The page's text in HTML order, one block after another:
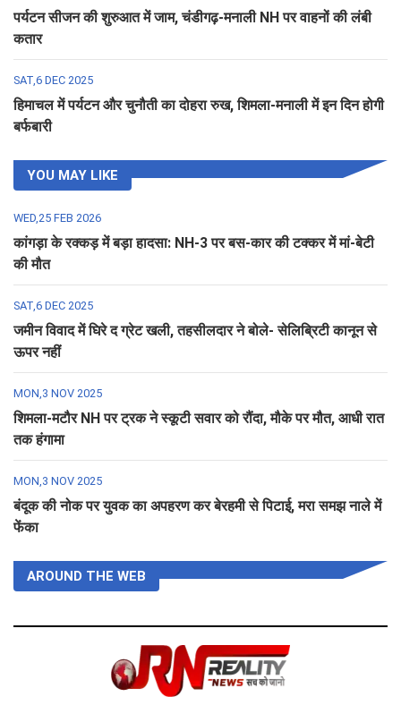
पर्यटन सीजन की शुरुआत में जाम, चंडीगढ़-मनाली NH पर वाहनों की लंबी
कतार
SAT,6 DEC 2025
हिमाचल में पर्यटन और चुनौती का दोहरा रुख, शिमला-मनाली में इन दिन होगी
बर्फबारी
YOU MAY LIKE
WED,25 FEB 2026
कांगड़ा के रक्कड़ में बड़ा हादसा: NH-3 पर बस-कार की टक्कर में मां-बेटी
की मौत
SAT,6 DEC 2025
जमीन विवाद में घिरे द ग्रेट खली, तहसीलदार ने बोले- सेलिब्रिटी कानून से
ऊपर नहीं
MON,3 NOV 2025
शिमला-मटौर NH पर ट्रक ने स्कूटी सवार को रौंदा, मौके पर मौत, आधी रात
तक हंगामा
MON,3 NOV 2025
बंदूक की नोक पर युवक का अपहरण कर बेरहमी से पिटाई, मरा समझ नाले में
फेंका
AROUND THE WEB